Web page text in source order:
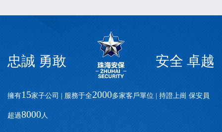
忠誠 勇敢 安全 卓越
擁有15家子公司 | 服務于全2000多家客戶單位 | 持證上崗 保安員
超過8000人